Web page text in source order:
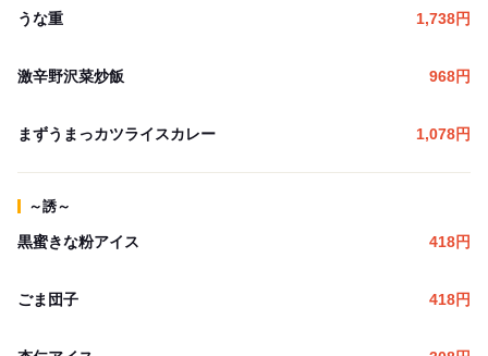
うな重 1,738円
激辛野沢菜炒飯 968円
まずうまっカツライスカレー 1,078円
～誘～
黒蜜きな粉アイス 418円
ごま団子 418円